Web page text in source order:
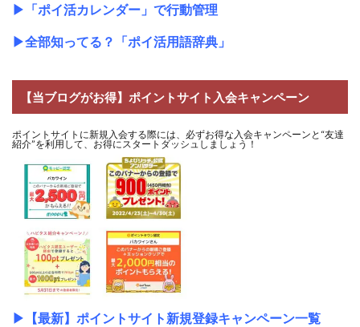
▶ 「ポイ活カレンダー」で行動管理
▶全部知ってる？「ポイ活用語辞典」
【当ブログがお得】ポイントサイト入会キャンペーン
ポイントサイトに新規入会する際には、必ずお得な入会キャンペーンと“友達
紹介”を利用して、お得にスタートダッシュしましょう！
▶ 【最新】ポイントサイト新規登録キャンペーン一覧